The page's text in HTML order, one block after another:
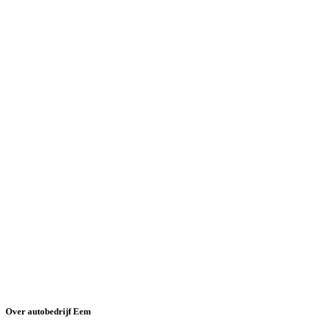
Over autobedrijf Eem